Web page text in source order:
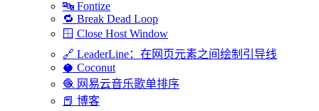
🔤 Fontize
🔁 Break Dead Loop
🪟 Close Host Window
🔗 LeaderLine：在网页元素之间绘制引导线
🥥 Coconut
🧶 网易云音乐歌单排序
📕 博客